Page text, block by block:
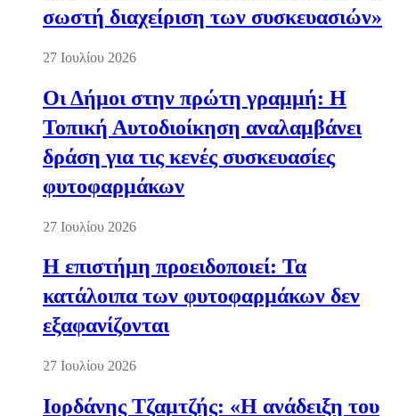
σωστή διαχείριση των συσκευασιών»
27 Ιουλίου 2026
Οι Δήμοι στην πρώτη γραμμή: Η
Τοπική Αυτοδιοίκηση αναλαμβάνει
δράση για τις κενές συσκευασίες
φυτοφαρμάκων
27 Ιουλίου 2026
Η επιστήμη προειδοποιεί: Τα
κατάλοιπα των φυτοφαρμάκων δεν
εξαφανίζονται
27 Ιουλίου 2026
Ιορδάνης Τζαμτζής: «Η ανάδειξη του